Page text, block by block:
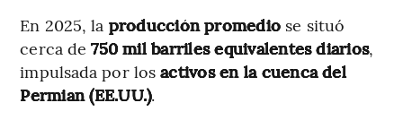
En 2025, la producción promedio se situó
cerca de750 mil barriles equivalentes diarios,
impulsada por losactivos en la cuenca del
Permian (EE.UU.).